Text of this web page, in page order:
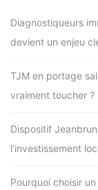
Diagnostiqueurs
devient un enjeu
TJM en portage
vraiment toucher ?
Dispositif
l’investissement
Pourquoi choisir